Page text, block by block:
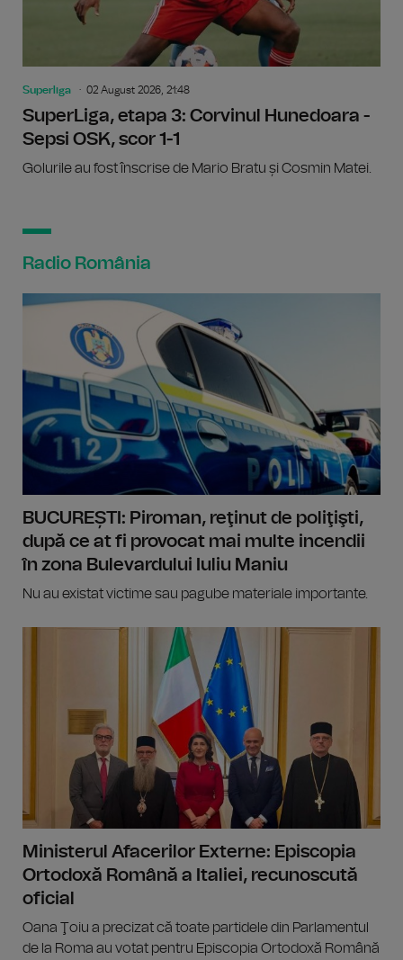
Superliga 02 August 2026, 21:48
SuperLiga, etapa 3: Corvinul Hunedoara -
Sepsi OSK, scor 1-1
Golurile au fost înscrise de Mario Bratu și Cosmin Matei.
Radio România
BUCUREȘTI: Piroman, reţinut de poliţişti,
după ce at fi provocat mai multe incendii
în zona Bulevardului Iuliu Maniu
Nu au existat victime sau pagube materiale importante.
Ministerul Afacerilor Externe: Episcopia
Ortodoxă Română a Italiei, recunoscută
oficial
Oana Ţoiu a precizat că toate partidele din Parlamentul
de la Roma au votat pentru Episcopia Ortodoxă Română